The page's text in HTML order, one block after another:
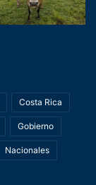
Costa Rica
Gobierno
Nacionales